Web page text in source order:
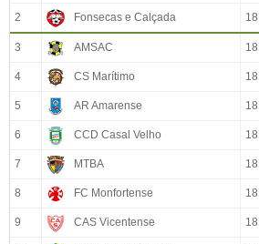
2 Fonsecas e Calçada 18
3 AMSAC 18
4 CS Marítimo 18
5 AR Amarense 18
6 CCD Casal Velho 18
7 MTBA 18
8 FC Monfortense 18
9 CAS Vicentense 18